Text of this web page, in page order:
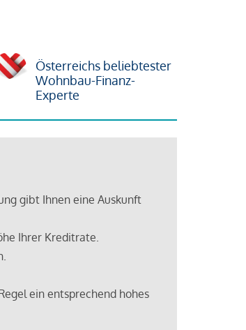
Österreichs beliebtester
Wohnbau-Finanz-
Experte
gibt Ihnen eine Auskunft
Ihrer Kreditrate.
ein entsprechend hohes